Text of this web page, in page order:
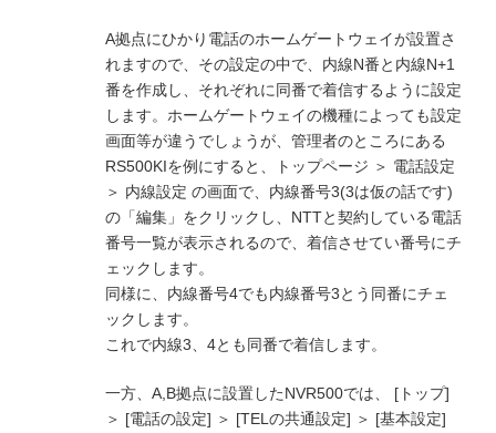
A拠点にひかり電話のホームゲートウェイが設置さ
れますので、その設定の中で、内線N番と内線N+1
番を作成し、それぞれに同番で着信するように設定
します。ホームゲートウェイの機種によっても設定
画面等が違うでしょうが、管理者のところにある
RS500KIを例にすると、トップページ ＞ 電話設定
＞ 内線設定 の画面で、内線番号3(3は仮の話です)
の「編集」をクリックし、NTTと契約している電話
番号一覧が表示されるので、着信させてい番号にチ
ェックします。
同様に、内線番号4でも内線番号3とう同番にチェ
ックします。
これで内線3、4とも同番で着信します。
一方、A,B拠点に設置したNVR500では、 [トップ]
＞ [電話の設定] ＞ [TELの共通設定] ＞ [基本設定]